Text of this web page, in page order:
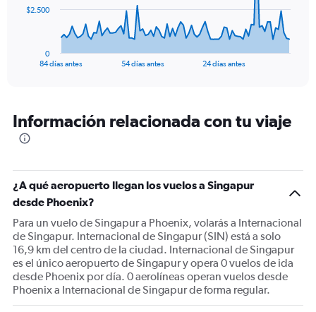
The
Range:
85
categories.
chart
has
1
Y
axis
displaying
values.
Range:
0
to
7500.
84 días antes 54 días antes 24 días antes
0
$2.500
Información relacionada con tu viaje
¿A qué aeropuerto llegan los vuelos a Singapur
desde Phoenix?
Para un vuelo de Singapur a Phoenix, volarás a Internacional
de Singapur. Internacional de Singapur (SIN) está a solo
16,9 km del centro de la ciudad. Internacional de Singapur
es el único aeropuerto de Singapur y opera 0 vuelos de ida
desde Phoenix por día. 0 aerolíneas operan vuelos desde
Phoenix a Internacional de Singapur de forma regular.